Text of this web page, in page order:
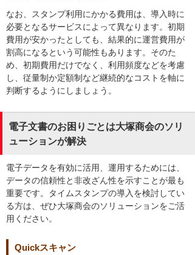
なお、スタンプ利用にかかる費用は、導入時に
必要となるサービスによって異なります。初期
費用が安かったとしても、結果的に運営費用が
割高になるという可能性もあります。そのた
め、初期費用だけでなく、利用頻度などを考慮
し、従量制か定額制など継続的なコストを軸に
判断するようにしましょう。
電子文書のお困りごとは大塚商会のソリ
ューションが解決
電子データを有効に活用、運用するためには、
データの信頼性と非改ざん性を示すことが最も
重要です。タイムスタンプの導入を検討してい
る方は、ぜひ大塚商会のソリューションをご活
用ください。
Quickスキャン